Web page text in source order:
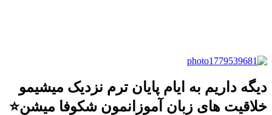
دیگه داریم به ایام پایان ترم نزدیک میشیمو
خلاقیت های زبان آموزانمون شکوفا میشن⭐️